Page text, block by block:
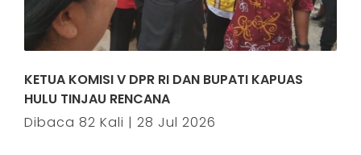
KETUA KOMISI V DPR RI DAN BUPATI KAPUAS
HULU TINJAU RENCANA
Dibaca 82 Kali | 28 Jul 2026